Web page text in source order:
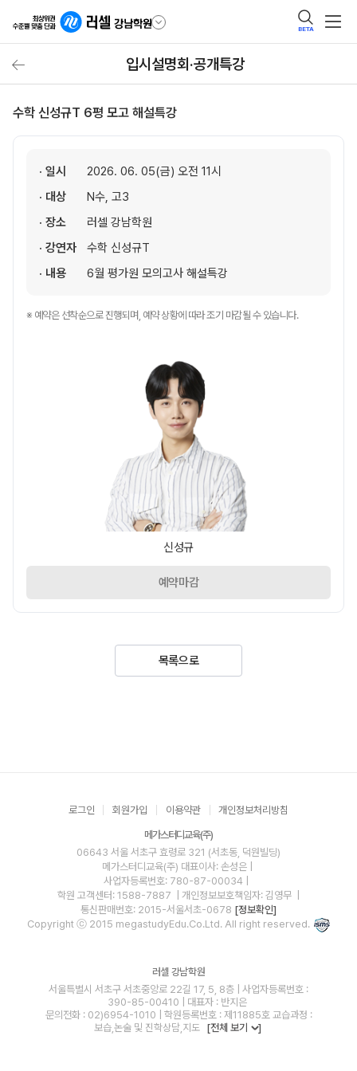
BETA
입시설명회·공개특강
수학 신성규T 6평 모고 해설특강
· 일시
2026. 06. 05(금) 오전 11시
· 대상
N수, 고3
· 장소
러셀 강남학원
· 강연자
수학 신성규T
· 내용
6월 평가원 모의고사 해설특강
※ 예약은 선착순으로 진행되며, 예약 상황에 따라 조기 마감될 수 있습니다.
신성규
예약마감
목록으로
로그인 회원가입 이용약관 개인정보처리방침
메가스터디교육(주)
06643 서울 서초구 효령로 321 (서초동, 덕원빌딩)
메가스터디교육(주) 대표이사: 손성은 |
사업자등록번호: 780-87-00034
학원 고객센터: 1588-7887
| 개인정보보호책임자: 김영무
통신판매번호: 2015-서울서초-0678 [정보확인]
Copyright ⓒ 2015 megastudyEdu.Co.Ltd. All right reserved.
러셀 강남학원
서울특별시 서초구 서초중앙로 22길 17, 5, 8층 | 사업자등록번호 :
390-85-00410 | 대표자 : 반지은
문의전화 : 02)6954-1010 | 학원등록번호 : 제11885호 교습과정 :
보습,논술 및 진학상담,지도 [전체 보기 ]